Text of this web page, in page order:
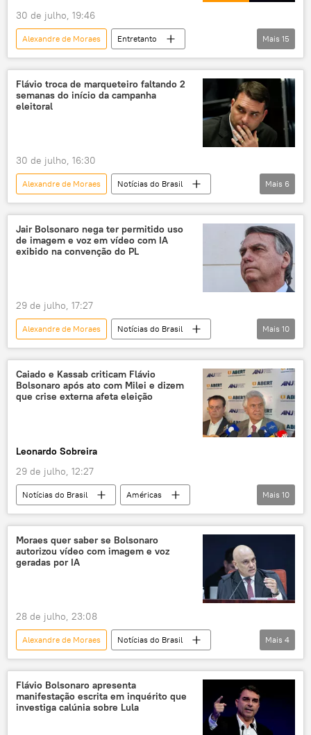
30 de julho, 19:46
Alexandre de Moraes
Entretanto
Jair Bolsonaro
Flávio Bolsonaro
Paraguai
Supremo Tribunal Federal (STF)
PL
rádio
podcast
inteligência artificial
eleições
eleições 2026
Mais 15
Flávio troca de marqueteiro faltando 2
semanas do início da campanha
eleitoral
30 de julho, 16:30
Alexandre de Moraes
Notícias do Brasil
Jair Bolsonaro
Flávio Bolsonaro
Supremo Tribunal Federal (STF)
Brasil
Banco Master
PL
Mais 6
Jair Bolsonaro nega ter permitido uso
de imagem e voz em vídeo com IA
exibido na convenção do PL
29 de julho, 17:27
Alexandre de Moraes
Notícias do Brasil
Jair Bolsonaro
Flávio Bolsonaro
Brasil
PL
Supremo Tribunal Federal (STF)
eleições
inteligência artificial
Mais 10
Caiado e Kassab criticam Flávio
Bolsonaro após ato com Milei e dizem
que crise externa afeta eleição
Leonardo Sobreira
29 de julho, 12:27
Notícias do Brasil
Américas
Ronaldo Caiado
Gilberto Kassab
Javier Milei
Estados Unidos
Argentina
Brasil
PL
Mais 10
Moraes quer saber se Bolsonaro
autorizou vídeo com imagem e voz
geradas por IA
28 de julho, 23:08
Alexandre de Moraes
Notícias do Brasil
Jair Bolsonaro
Flávio Bolsonaro
Supremo Tribunal Federal (STF)
Mais 4
Flávio Bolsonaro apresenta
manifestação escrita em inquérito que
investiga calúnia sobre Lula